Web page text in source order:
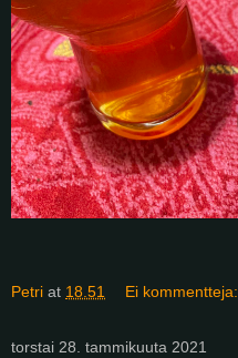
Petri at 18.51 Ei kommentteja:
torstai 28. tammikuuta 2021